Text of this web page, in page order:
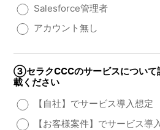
Salesforce管理者
アカウント無し
③セラクCCCのサービスについて
載ください
【自社】でサービス導入想定
【お客様案件】でサービス導